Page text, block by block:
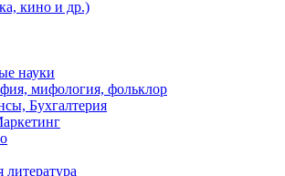
кино и др.)
науки
мифология, фольклор
Бухгалтерия
литература